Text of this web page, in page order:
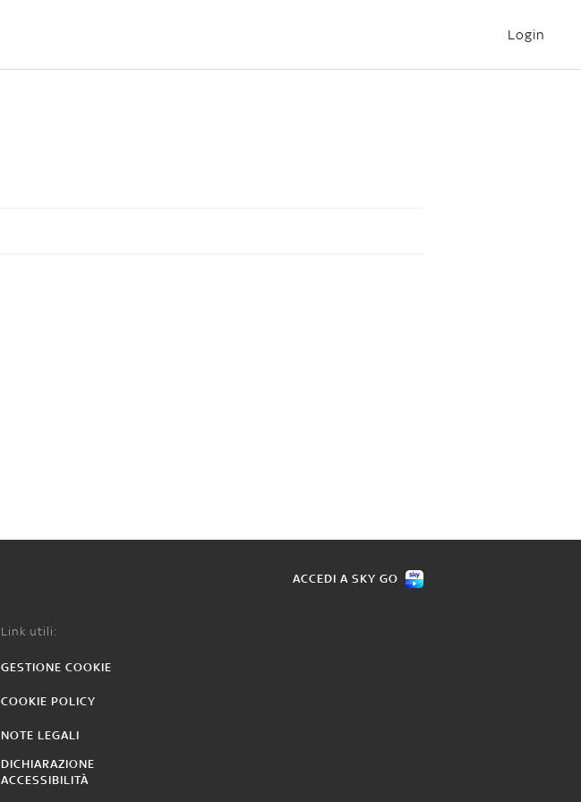
Login
ACCEDI A SKY GO
Link utili:
GESTIONE COOKIE
COOKIE POLICY
NOTE LEGALI
DICHIARAZIONE
ACCESSIBILITÀ